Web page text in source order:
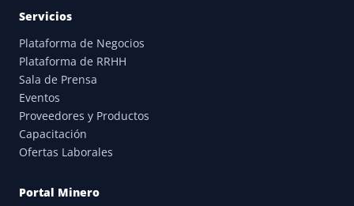
Servicios
Plataforma de Negocios
Plataforma de RRHH
Sala de Prensa
Eventos
Proveedores y Productos
Capacitación
Ofertas Laborales
Portal Minero